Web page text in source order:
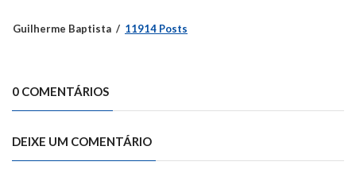
Guilherme Baptista 11914 Posts
0 COMENTÁRIOS
DEIXE UM COMENTÁRIO